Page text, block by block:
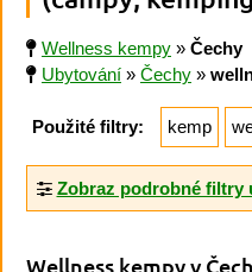
Wellness kempy » Čechy
Ubytování » Čechy »
Použité filtry: kemp
Zobraz podrobné filtry
Wellness kempy v